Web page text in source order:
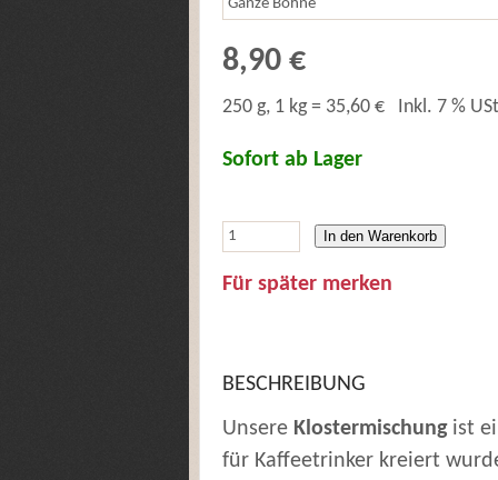
8,90 €
250 g, 1 kg = 35,60 € Inkl. 7 %
Sofort ab Lager
In den Warenkorb
Für später merken
BESCHREIBUNG
Unsere Klostermischungist
für Kaffeetrinker kreiert